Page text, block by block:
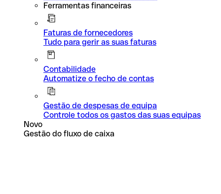
Ferramentas financeiras
Faturas de fornecedores
Tudo para gerir as suas faturas
Contabilidade
Automatize o fecho de contas
Gestão de despesas de equipa
Controle todos os gastos das suas equipas
Novo
Gestão do fluxo de caixa